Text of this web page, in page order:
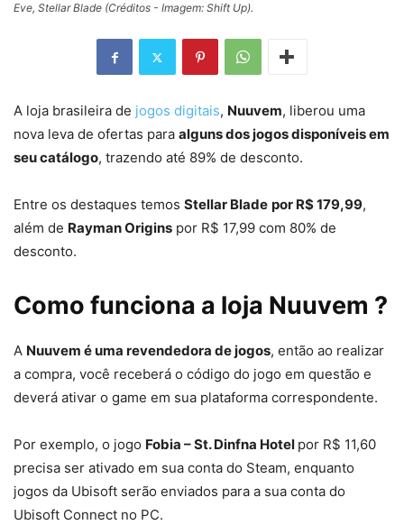
Eve, Stellar Blade (Créditos - Imagem: Shift Up).
A loja brasileira de jogos digitais, Nuuvem, liberou uma
nova leva de ofertas para alguns dos jogos disponíveis em
seu catálogo, trazendo até 89% de desconto.
Entre os destaques temos Stellar Blade por R$ 179,99,
além de Rayman Origins por R$ 17,99 com 80% de
desconto.
Como funciona a loja Nuuvem ?
A Nuuvem é uma revendedora de jogos, então ao realizar
a compra, você receberá o código do jogo em questão e
deverá ativar o game em sua plataforma correspondente.
Por exemplo, o jogo Fobia – St. Dinfna Hotel por R$ 11,60
precisa ser ativado em sua conta do Steam, enquanto
jogos da Ubisoft serão enviados para a sua conta do
Ubisoft Connect no PC.